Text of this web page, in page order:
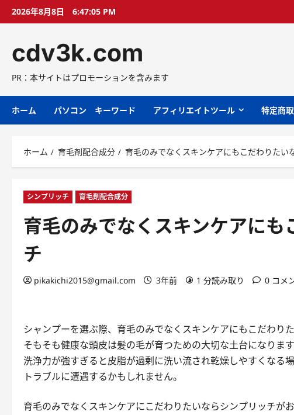
プ
2026年8月8日 6:47:06 PM
cdv3k.com
PR：本サイトはプロモーションを含みます
ホーム パソコン キーワード アフィリエイトツール 特定商
ホーム 育毛剤配合成分 育毛のみでなくスキンケアにもこだわりたい
シンプリッチ 育毛剤配合成分
育毛のみでなくスキンケアにも
チ
pikakichi2015@gmail.com 3年前 1 分読み取り 0 コメ
シャンプーを選ぶ際、育毛のみでなくスキンケアにもこだわり
そもそも健康な頭皮は髪の毛が育つための大切な土台になりま
洗浄力が強すぎると皮脂が過剰に洗い流され乾燥しやすくなる
トラブルに遭遇するかもしれません。
育毛のみでなくスキンケアにこだわりたいならシンプリッチがお